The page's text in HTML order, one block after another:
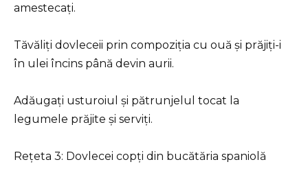
amestecați.
Tăvăliți dovleceii prin compoziția cu ouă și prăjiți-i
în ulei încins până devin aurii.
Adăugați usturoiul și pătrunjelul tocat la
legumele prăjite și serviți.
Rețeta 3: Dovlecei copți din bucătăria spaniolă